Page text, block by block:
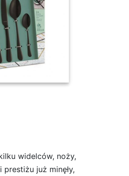
+ GRATIS
widelców, noży,
już minęły,